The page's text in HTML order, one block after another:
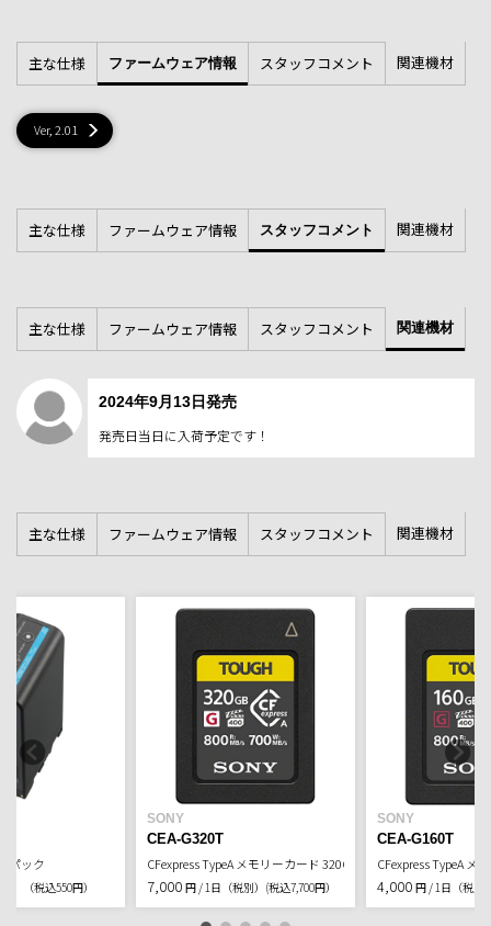
マイク端子
3.5 mmステレオミニジャック、プラグインパワー対応
XLR音声入力端子
3ピン（凹）×2、LINE / MIC / MIC+48V 切り替え可能
アクセサリーシュー
電源電圧
DC 19.5V
消費電力
【標準消費電力】約20W
ド記録時、LCDモニター点灯（デフォルト設定）、周辺接続機器な
し〕
〔本体 XAVC S-I、QFHD 59.94p（S&Q 120 fps）、CFexpress TypeA メ
保存温度
-20 - 60℃
外形寸法（幅×高さ
×奥行）
約175.6×201.3×371.1mm（突起部含む）
クホルダー、アイカップを含む）
メモリーカードスロ
ット
SLOT A：SDXC（UHS-I/II対応）メモリーカード、CFexpress Type A メ
SLOT B：SDXC（UHS-I/II対応）メモリーカード、CFexpress Type A メ
モリーカード用マルチスロット
モニター
3.5型液晶 約276万画素
ビューファインダー
0.39型有機EL 約236万画素
主な仕様 ファームウェア情報 スタッフコメント 関連機材
Ver, 2.01
主な仕様 ファームウェア情報 スタッフコメント 関連機材
主な仕様 ファームウェア情報 スタッフコメント 関連機材
2024年9月13日発売
発売日当日に入荷予定です！
主な仕様 ファームウェア情報 スタッフコメント 関連機材
パック
パック
（税込550円）
SONY
CEA-G320T
CFexpress TypeA メモリーカード 320GB
7,000 円 / 1日（税別） (税込7,700円）
SONY
CEA-G160T
CFexpress TypeA メ
4,000 円 / 1日（税別